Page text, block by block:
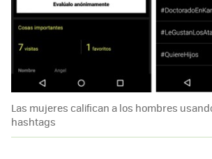
Las mujeres califican a los hombres
hashtags